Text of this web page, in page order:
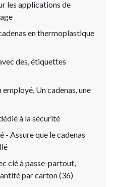
les applications de
en thermoplastique
des, étiquettes
Un cadenas, une
à la sécurité
- Assure que le cadenas
clé à passe-partout,
par carton (36)